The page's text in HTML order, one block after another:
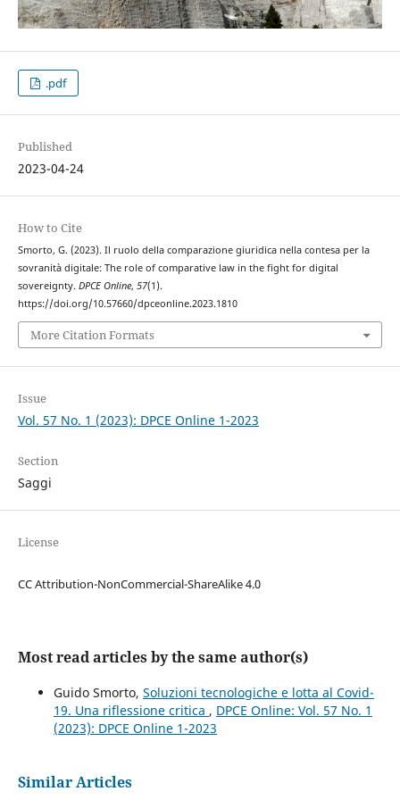
.pdf
Published
2023-04-24
How to Cite
Smorto, G. (2023). Il ruolo della comparazione giuridica nella contesa per la
sovranità digitale: The role of comparative law in the fight for digital
sovereignty. DPCE Online, 57(1).
https://doi.org/10.57660/dpceonline.2023.1810
More Citation Formats
Issue
Vol. 57 No. 1 (2023): DPCE Online 1-2023
Section
Saggi
License
CC Attribution-NonCommercial-ShareAlike 4.0
Most read articles by the same author(s)
Guido Smorto, Soluzioni tecnologiche e lotta al Covid-
19. Una riflessione critica , DPCE Online: Vol. 57 No. 1
(2023): DPCE Online 1-2023
Similar Articles